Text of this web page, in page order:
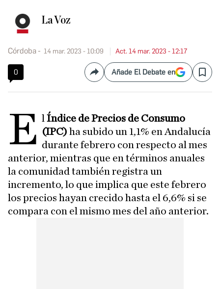
La Voz
Córdoba 14 mar. 2023 - 10:09 Act. 14 mar. 2023 - 12:17
0 CompartirAñade El Debate en Save
E lÍndice de Precios de Consumo
(IPC) ha subido un 1,1% en Andalucía
durante febrero con respecto al mes
anterior, mientras que en términos anuales
la comunidad también registra un
incremento, lo que implica que este febrero
los precios hayan crecido hasta el 6,6% si se
compara con el mismo mes del año anterior.